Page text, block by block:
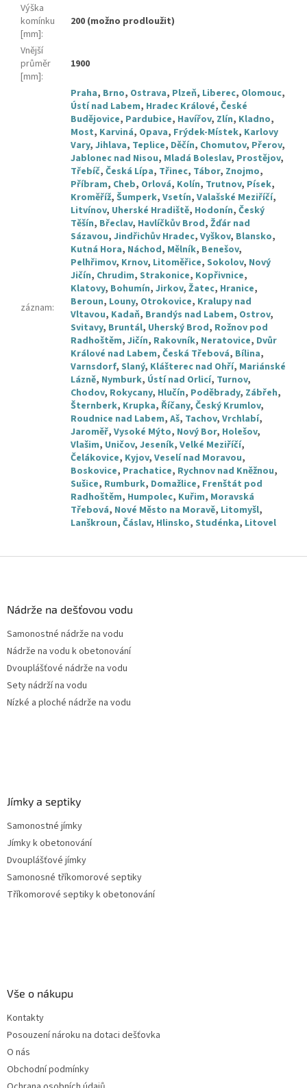
Výška
komínku
[mm]:
200 (možno prodloužit)
Vnější
průměr
[mm]:
1900
záznam:
Praha, Brno, Ostrava, Plzeň, Liberec, Olomouc,
Ústí nad Labem, Hradec Králové, České
Budějovice, Pardubice, Havířov, Zlín, Kladno,
Most, Karviná, Opava, Frýdek-Místek, Karlovy
Vary, Jihlava, Teplice, Děčín, Chomutov, Přerov,
Jablonec nad Nisou, Mladá Boleslav, Prostějov,
Třebíč, Česká Lípa, Třinec, Tábor, Znojmo,
Příbram, Cheb, Orlová, Kolín, Trutnov, Písek,
Kroměříž, Šumperk, Vsetín, Valašské Meziříčí,
Litvínov, Uherské Hradiště, Hodonín, Český
Těšín, Břeclav, Havlíčkův Brod, Žďár nad
Sázavou, Jindřichův Hradec, Vyškov, Blansko,
Kutná Hora, Náchod, Mělník, Benešov,
Pelhřimov, Krnov, Litoměřice, Sokolov, Nový
Jičín, Chrudim, Strakonice, Kopřivnice,
Klatovy, Bohumín, Jirkov, Žatec, Hranice,
Beroun, Louny, Otrokovice, Kralupy nad
Vltavou, Kadaň, Brandýs nad Labem, Ostrov,
Svitavy, Bruntál, Uherský Brod, Rožnov pod
Radhoštěm, Jičín, Rakovník, Neratovice, Dvůr
Králové nad Labem, Česká Třebová, Bílina,
Varnsdorf, Slaný, Klášterec nad Ohří, Mariánské
Lázně, Nymburk, Ústí nad Orlicí, Turnov,
Chodov, Rokycany, Hlučín, Poděbrady, Zábřeh,
Šternberk, Krupka, Říčany, Český Krumlov,
Roudnice nad Labem, Aš, Tachov, Vrchlabí,
Jaroměř, Vysoké Mýto, Nový Bor, Holešov,
Vlašim, Uničov, Jeseník, Velké Meziříčí,
Čelákovice, Kyjov, Veselí nad Moravou,
Boskovice, Prachatice, Rychnov nad Kněžnou,
Sušice, Rumburk, Domažlice, Frenštát pod
Radhoštěm, Humpolec, Kuřim, Moravská
Třebová, Nové Město na Moravě, Litomyšl,
Lanškroun, Čáslav, Hlinsko, Studénka, Litovel
Nádrže na dešťovou vodu
Samonostné nádrže na vodu
Nádrže na vodu k obetonování
Dvouplášťové nádrže na vodu
Sety nádrží na vodu
Nízké a ploché nádrže na vodu
Jímky a septiky
Samonostné jímky
Jímky k obetonování
Dvouplášťové jímky
Samonosné tříkomorové septiky
Tříkomorové septiky k obetonování
Vše o nákupu
Kontakty
Posouzení nároku na dotaci dešťovka
O nás
Obchodní podmínky